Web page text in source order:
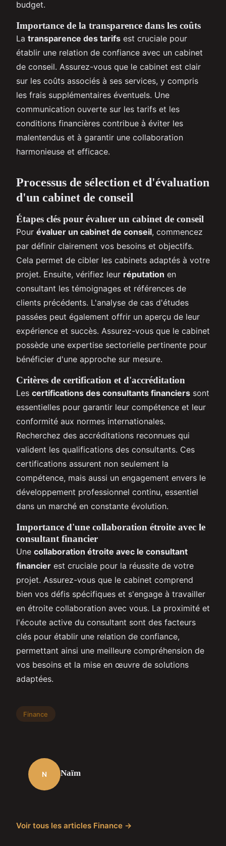
budget.
Importance de la transparence dans les coûts
La transparence des tarifs est cruciale pour
établir une relation de confiance avec un cabinet
de conseil. Assurez-vous que le cabinet est clair
sur les coûts associés à ses services, y compris
les frais supplémentaires éventuels. Une
communication ouverte sur les tarifs et les
conditions financières contribue à éviter les
malentendus et à garantir une collaboration
harmonieuse et efficace.
Processus de sélection et d'évaluation
d'un cabinet de conseil
Étapes clés pour évaluer un cabinet de conseil
Pour évaluer un cabinet de conseil, commencez
par définir clairement vos besoins et objectifs.
Cela permet de cibler les cabinets adaptés à votre
projet. Ensuite, vérifiez leur réputation en
consultant les témoignages et références de
clients précédents. L'analyse de cas d'études
passées peut également offrir un aperçu de leur
expérience et succès. Assurez-vous que le cabinet
possède une expertise sectorielle pertinente pour
bénéficier d'une approche sur mesure.
Critères de certification et d'accréditation
Les certifications des consultants financiers sont
essentielles pour garantir leur compétence et leur
conformité aux normes internationales.
Recherchez des accréditations reconnues qui
valident les qualifications des consultants. Ces
certifications assurent non seulement la
compétence, mais aussi un engagement envers le
développement professionnel continu, essentiel
dans un marché en constante évolution.
Importance d'une collaboration étroite avec le
consultant financier
Une collaboration étroite avec le consultant
financier est cruciale pour la réussite de votre
projet. Assurez-vous que le cabinet comprend
bien vos défis spécifiques et s'engage à travailler
en étroite collaboration avec vous. La proximité et
l'écoute active du consultant sont des facteurs
clés pour établir une relation de confiance,
permettant ainsi une meilleure compréhension de
vos besoins et la mise en œuvre de solutions
adaptées.
Finance
N Naïm
Voir tous les articles Finance →